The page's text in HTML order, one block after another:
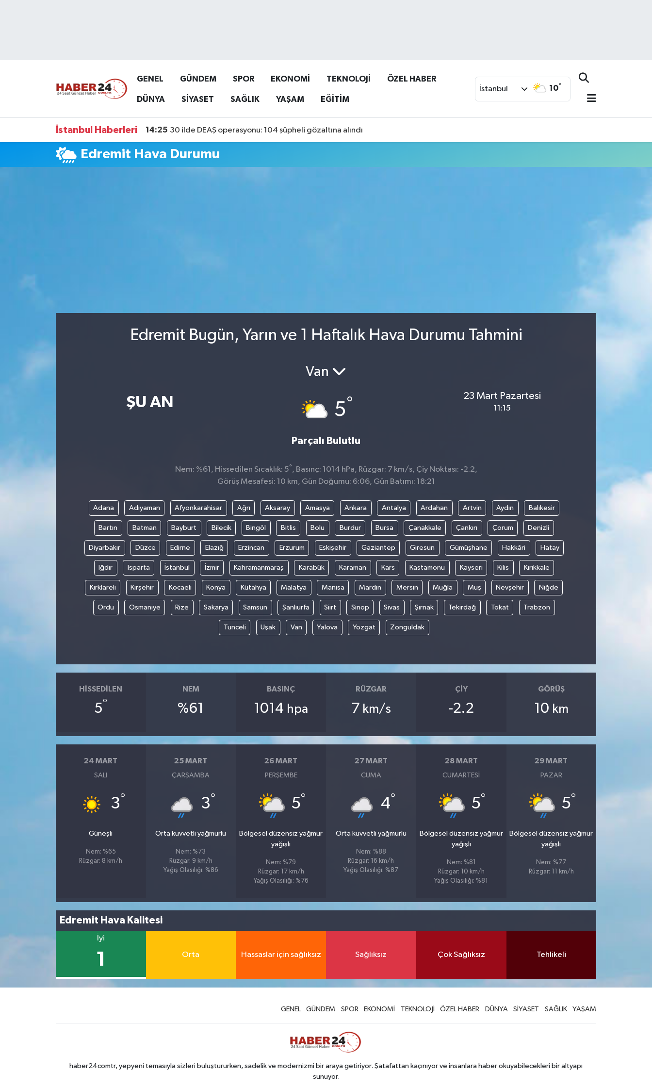
GENEL GÜNDEM SPOR EKONOMİ TEKNOLOJİ ÖZEL HABER
DÜNYA SİYASET SAĞLIK YAŞAM EĞİTİM
İstanbul 10°
İstanbul Haberleri 14:25 30 ilde DEAŞ operasyonu: 104 şüpheli gözaltına alındı
Edremit Hava Durumu
Edremit Bugün, Yarın ve 1 Haftalık Hava Durumu Tahmini
ŞU AN
Van
5°
Parçalı Bulutlu
23 Mart Pazartesi
11:15
Nem: %61, Hissedilen Sıcaklık: 5° , Basınç: 1014 hPa, Rüzgar: 7 km/s, Çiy Noktası: -2.2,
Görüş Mesafesi: 10 km, Gün Doğumu: 6:06, Gün Batımı: 18:21
Adana Adıyaman Afyonkarahisar Ağrı Aksaray Amasya Ankara Antalya Ardahan Artvin Aydın Balıkesir
Bartın Batman Bayburt Bilecik Bingöl Bitlis Bolu Burdur Bursa Çanakkale Çankırı Çorum Denizli
Diyarbakır Düzce Edirne Elazığ Erzincan Erzurum Eskişehir Gaziantep Giresun Gümüşhane Hakkâri Hatay
Iğdır Isparta İstanbul İzmir Kahramanmaraş Karabük Karaman Kars Kastamonu Kayseri Kilis Kırıkkale
Kırklareli Kırşehir Kocaeli Konya Kütahya Malatya Manisa Mardin Mersin Muğla Muş Nevşehir Niğde
Ordu Osmaniye Rize Sakarya Samsun Şanlıurfa Siirt Sinop Sivas Şırnak Tekirdağ Tokat Trabzon
Tunceli Uşak Van Yalova Yozgat Zonguldak
HISSEDILEN
5°
NEM
%61
BASINÇ
1014 hpa
RÜZGAR
7 km/s
ÇIY
-2.2
GÖRÜŞ
10 km
24 MART
SALI
3°
Güneşli
Nem: %65
Rüzgar: 8 km/h
25 MART
ÇARŞAMBA
3°
Orta kuvvetli yağmurlu
Nem: %73
Rüzgar: 9 km/h
Yağış Olasılığı: %86
26 MART
PERŞEMBE
5°
Bölgesel düzensiz yağmur
yağışlı
Nem: %79
Rüzgar: 17 km/h
Yağış Olasılığı: %76
27 MART
CUMA
4°
Orta kuvvetli yağmurlu
Nem: %88
Rüzgar: 16 km/h
Yağış Olasılığı: %87
28 MART
CUMARTESI
5°
Bölgesel düzensiz yağmur
yağışlı
Nem: %81
Rüzgar: 10 km/h
Yağış Olasılığı: %81
29 MART
PAZAR
5°
Bölgesel düzensiz yağmur
yağışlı
Nem: %77
Rüzgar: 11 km/h
Edremit Hava Kalitesi
İyi
1 Orta Hassaslar için sağlıksız Sağlıksız Çok Sağlıksız Tehlikeli
GENEL GÜNDEM SPOR EKONOMİ TEKNOLOJİ ÖZEL HABER DÜNYA SİYASET SAĞLIK YAŞAM
haber24comtr, yepyeni temasıyla sizleri buluştururken, sadelik ve modernizmi bir araya getiriyor. Şatafattan kaçınıyor ve insanlara haber okuyabilecekleri bir altyapı
sunuyor.
Namaz Vakitleri
Süper Lig Puan Durumu ve Fikstür
Tüm Manşetler